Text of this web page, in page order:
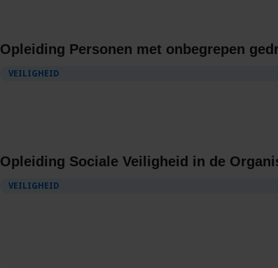
Opleiding Personen met onbegrepen
VEILIGHEID
Opleiding Sociale Veiligheid in de
VEILIGHEID